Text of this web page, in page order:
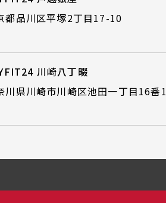
都品川区平塚2丁目17-10
川崎八丁畷
川県川崎市川崎区池田一丁目16番1